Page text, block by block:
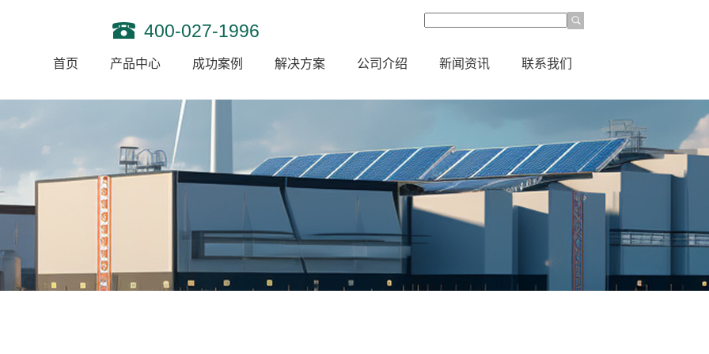
400-027-1996
首页 产品中心 成功案例 解决方案 公司介绍 新闻资讯 联系我们